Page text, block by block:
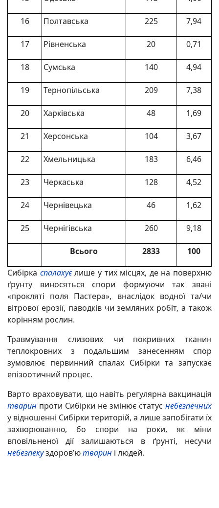
16 Полтавська 225 7,94
17 Рівненська 20 0,71
18 Сумська 140 4,94
19 Тернопільська 209 7,38
20 Харківська 48 1,69
21 Херсонська 104 3,67
22 Хмельницька 183 6,46
23 Черкаська 128 4,52
24 Чернівецька 46 1,62
25 Чернігівська 260 9,18
Всього 2833
100
Сибірка спалахуєлише у тих місцях, де на поверхню
ґрунту виносяться спори формуючи так звані
«прокляті поля Пастера», внаслідок водної та/чи
вітрової ерозії, паводків чи земляних робіт, а також
корінням рослин.
Травмування слизових чи покривних тканин
теплокровних з подальшим занесенням спор
зумовлює первинний спалах Сибірки та запускає
епізоотичний процес.
Варто враховувати, що навіть регулярна вакцинація
тварин проти Сибірки не змінює статус небезпечних
у відношенні Сибірки територій, а лише запобігати їх
захворюванню, бо спори на роки, як міни
вповільненої дії залишаються в ґрунті, несучи
небезпекуздоров’ютварин і людей.